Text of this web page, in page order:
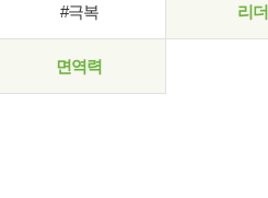
#극복 리더
면역력